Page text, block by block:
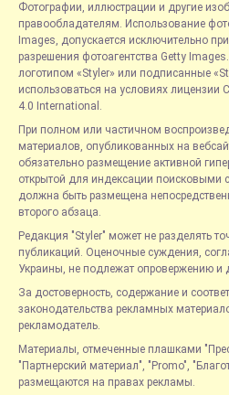
Фотографии, иллюстрации и другие
правообладателям. Использование
Images, допускается исключительно
разрешения фотоагентства Getty
логотипом «Styler» или подписанные
использоваться на условиях лицензии
4.0 International.
При полном или частичном
материалов, опубликованных на
обязательно размещение активной
открытой для индексации поисковыми
должна быть размещена
второго абзаца.
Редакция "Styler" может не разделять
публикаций. Оценочные суждения,
Украины, не подлежат опровержению и
За достоверность, содержание и
законодательства рекламных
рекламодатель.
Материалы, отмеченные плашками
"Партнерский материал", "Promo",
размещаются на правах рекламы.